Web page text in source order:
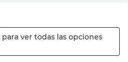
para ver todas las opciones